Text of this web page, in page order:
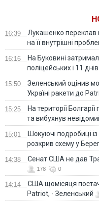
16:39
Лукашенко переклав
на її внутрішні
16:16
На Буковині
поліцейських і 11
15:50
Зеленський оцінив
Україні ракети до
15:25
На території
та вибухнув
15:01
Шокуючі подробиці
розкрив схему у
14:38 Сенат США не дав
178 0
14:14
США щомісяця
Patriot, - Зеленський